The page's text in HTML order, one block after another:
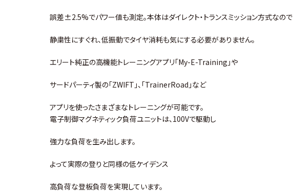
誤差±2.5%でパワー値も測定。本体はダイレクト・トランスミッション方式なので
静粛性にすぐれ、低振動でタイヤ消耗も気にする必要がありません。
エリート純正の高機能トレーニングアプリ「My-E-Training」や
サードパーティ製の「ZWIFT」、「TrainerRoad」など
アプリを使ったさまざまなトレーニングが可能です。
電子制御マグネティック負荷ユニットは、100Vで駆動し
強力な負荷を生み出します。
よって実際の登りと同様の低ケイデンス
高負荷な登板負荷を実現しています。